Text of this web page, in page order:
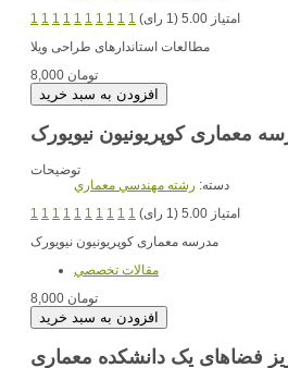
1 1 1 1 1 1 1 1 1 1
امتیاز 5.00 (1 رای)
8,000 تومان
معماری کوپریونیون نیویورک
توضیحات
دسته: رشته مهندسي معماري
1 1 1 1 1 1 1 1 1 1
امتیاز 5.00 (1 رای)
مقالات تخصصي
8,000 تومان
فضاهای یک دانشکده معماری